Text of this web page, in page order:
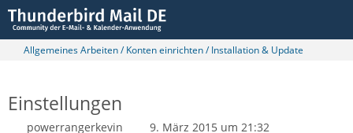
Allgemeines Arbeiten / Konten einrichten / Installation & Update
Einstellungen
powerrangerkevin
9. März 2015 um 21:32